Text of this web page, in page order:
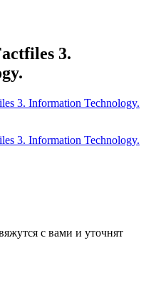
3.
с вами и уточнят